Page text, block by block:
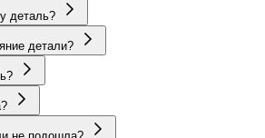
деталь?
детали?